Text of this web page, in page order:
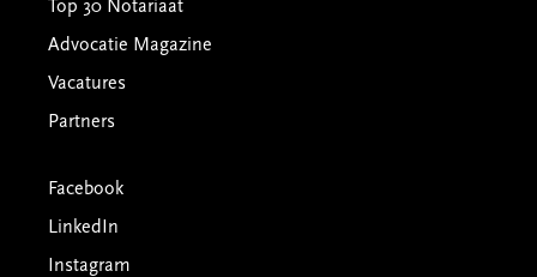
Top 30 Notariaat
Advocatie Magazine
Vacatures
Partners
Facebook
LinkedIn
Instagram